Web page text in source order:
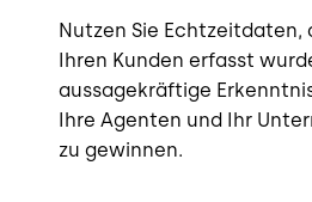
Nutzen Sie Echtzeitdaten,
Ihren Kunden erfasst
aussagekräftige
Ihre Agenten und Ihr
zu gewinnen.